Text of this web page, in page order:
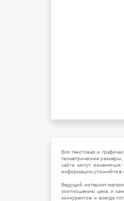
Вся текстовая и
геометрические
сайте могут
информацию уточняйте в
Ведущий интернет-
соотношению цена и
конкурентов и всегда